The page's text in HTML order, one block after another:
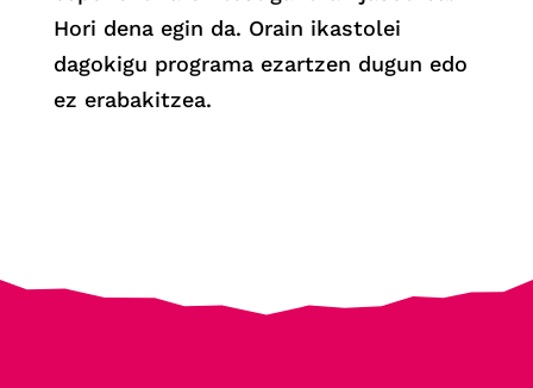
Hori dena egin da. Orain ikastolei
dagokigu programa ezartzen dugun edo
ez erabakitzea.